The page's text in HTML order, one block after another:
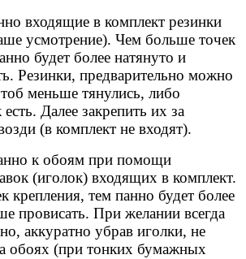
входящие в комплект резинки
усмотрение). Чем больше точек
будет более натянуто и
Резинки, предварительно можно
меньше тянулись, либо
есть. Далее закрепить их за
(в комплект не входят).
к обоям при помощи
(иголок) входящих в комплект.
крепления, тем панно будет более
провисать. При желании всегда
аккуратно убрав иголки, не
обоях (при тонких бумажных